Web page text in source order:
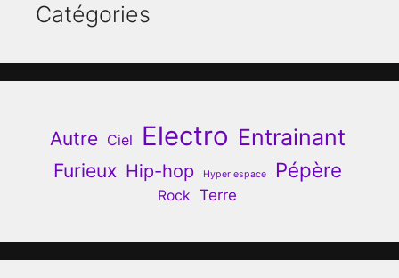
Catégories
Autre Ciel Electro Entrainant
Furieux Hip-hop Hyper espace Pépère
Rock Terre